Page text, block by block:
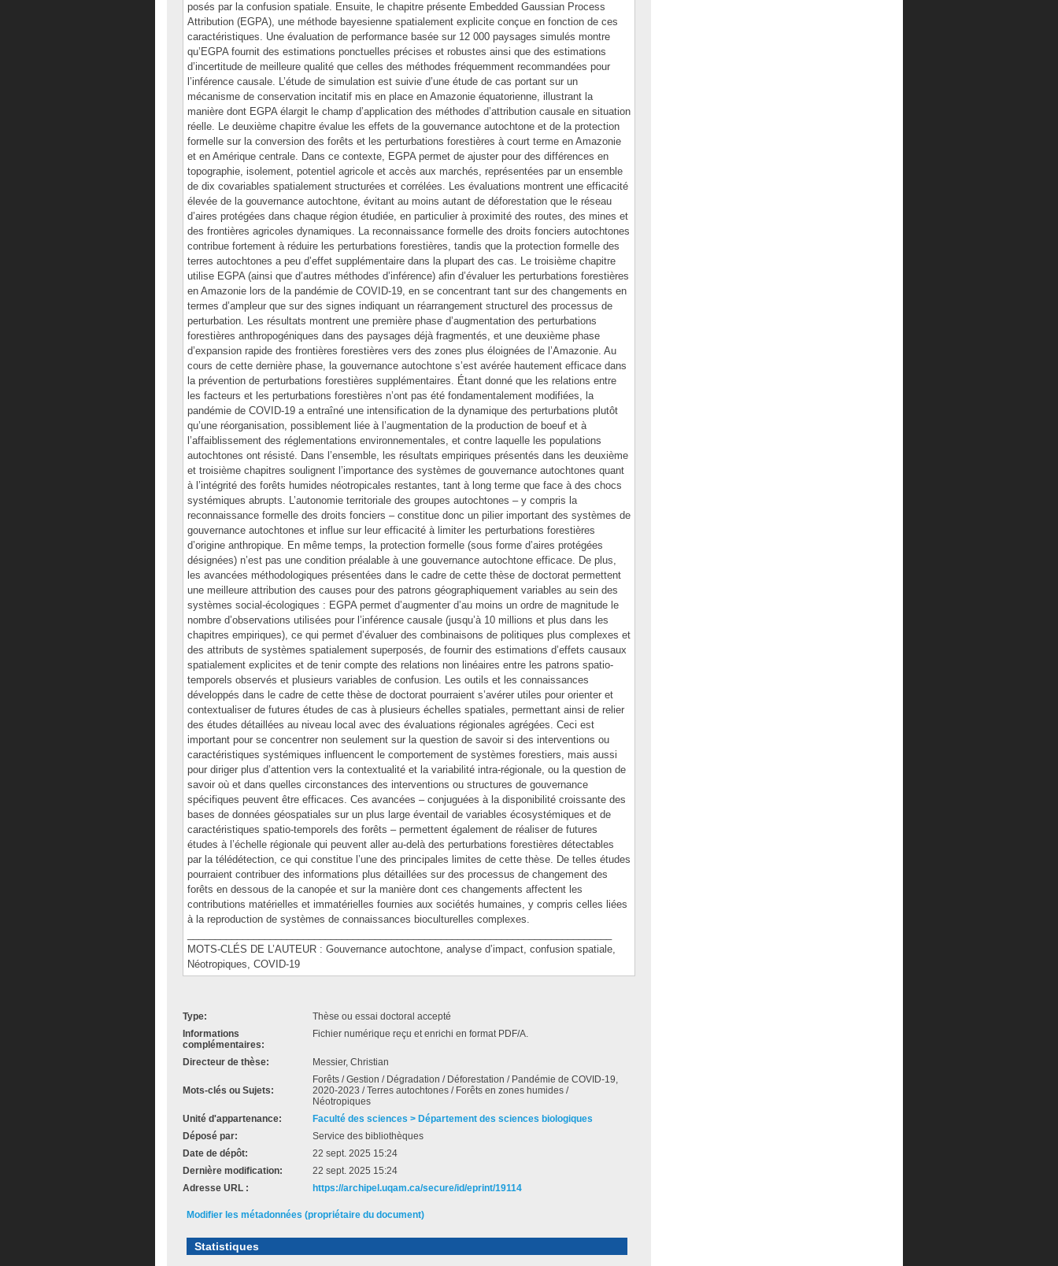
posés par la confusion spatiale. Ensuite, le chapitre présente Embedded Gaussian Process
Attribution (EGPA), une méthode bayesienne spatialement explicite conçue en fonction de ces
caractéristiques. Une évaluation de performance basée sur 12 000 paysages simulés montre
qu’EGPA fournit des estimations ponctuelles précises et robustes ainsi que des estimations
d’incertitude de meilleure qualité que celles des méthodes fréquemment recommandées pour
l’inférence causale. L’étude de simulation est suivie d’une étude de cas portant sur un
mécanisme de conservation incitatif mis en place en Amazonie équatorienne, illustrant la
manière dont EGPA élargit le champ d’application des méthodes d’attribution causale en situation
réelle. Le deuxième chapitre évalue les effets de la gouvernance autochtone et de la protection
formelle sur la conversion des forêts et les perturbations forestières à court terme en Amazonie
et en Amérique centrale. Dans ce contexte, EGPA permet de ajuster pour des différences en
topographie, isolement, potentiel agricole et accès aux marchés, représentées par un ensemble
de dix covariables spatialement structurées et corrélées. Les évaluations montrent une efficacité
élevée de la gouvernance autochtone, évitant au moins autant de déforestation que le réseau
d’aires protégées dans chaque région étudiée, en particulier à proximité des routes, des mines et
des frontières agricoles dynamiques. La reconnaissance formelle des droits fonciers autochtones
contribue fortement à réduire les perturbations forestières, tandis que la protection formelle des
terres autochtones a peu d’effet supplémentaire dans la plupart des cas. Le troisième chapitre
utilise EGPA (ainsi que d’autres méthodes d’inférence) afin d’évaluer les perturbations forestières
en Amazonie lors de la pandémie de COVID-19, en se concentrant tant sur des changements en
termes d’ampleur que sur des signes indiquant un réarrangement structurel des processus de
perturbation. Les résultats montrent une première phase d’augmentation des perturbations
forestières anthropogéniques dans des paysages déjà fragmentés, et une deuxième phase
d’expansion rapide des frontières forestières vers des zones plus éloignées de l’Amazonie. Au
cours de cette dernière phase, la gouvernance autochtone s’est avérée hautement efficace dans
la prévention de perturbations forestières supplémentaires. Étant donné que les relations entre
les facteurs et les perturbations forestières n’ont pas été fondamentalement modifiées, la
pandémie de COVID-19 a entraîné une intensification de la dynamique des perturbations plutôt
qu’une réorganisation, possiblement liée à l’augmentation de la production de boeuf et à
l’affaiblissement des réglementations environnementales, et contre laquelle les populations
autochtones ont résisté. Dans l’ensemble, les résultats empiriques présentés dans les deuxième
et troisième chapitres soulignent l’importance des systèmes de gouvernance autochtones quant
à l’intégrité des forêts humides néotropicales restantes, tant à long terme que face à des chocs
systémiques abrupts. L’autonomie territoriale des groupes autochtones – y compris la
reconnaissance formelle des droits fonciers – constitue donc un pilier important des systèmes de
gouvernance autochtones et influe sur leur efficacité à limiter les perturbations forestières
d’origine anthropique. En même temps, la protection formelle (sous forme d’aires protégées
désignées) n’est pas une condition préalable à une gouvernance autochtone efficace. De plus,
les avancées méthodologiques présentées dans le cadre de cette thèse de doctorat permettent
une meilleure attribution des causes pour des patrons géographiquement variables au sein des
systèmes social-écologiques : EGPA permet d’augmenter d’au moins un ordre de magnitude le
nombre d’observations utilisées pour l’inférence causale (jusqu’à 10 millions et plus dans les
chapitres empiriques), ce qui permet d’évaluer des combinaisons de politiques plus complexes et
des attributs de systèmes spatialement superposés, de fournir des estimations d’effets causaux
spatialement explicites et de tenir compte des relations non linéaires entre les patrons spatio-
temporels observés et plusieurs variables de confusion. Les outils et les connaissances
développés dans le cadre de cette thèse de doctorat pourraient s’avérer utiles pour orienter et
contextualiser de futures études de cas à plusieurs échelles spatiales, permettant ainsi de relier
des études détaillées au niveau local avec des évaluations régionales agrégées. Ceci est
important pour se concentrer non seulement sur la question de savoir si des interventions ou
caractéristiques systémiques influencent le comportement de systèmes forestiers, mais aussi
pour diriger plus d’attention vers la contextualité et la variabilité intra-régionale, ou la question de
savoir où et dans quelles circonstances des interventions ou structures de gouvernance
spécifiques peuvent être efficaces. Ces avancées – conjuguées à la disponibilité croissante des
bases de données géospatiales sur un plus large éventail de variables écosystémiques et de
caractéristiques spatio-temporels des forêts – permettent également de réaliser de futures
études à l’échelle régionale qui peuvent aller au-delà des perturbations forestières détectables
par la télédétection, ce qui constitue l’une des principales limites de cette thèse. De telles études
pourraient contribuer des informations plus détaillées sur des processus de changement des
forêts en dessous de la canopée et sur la manière dont ces changements affectent les
contributions matérielles et immatérielles fournies aux sociétés humaines, y compris celles liées
à la reproduction de systèmes de connaissances bioculturelles complexes.
MOTS-CLÉS DE L’AUTEUR : Gouvernance autochtone, analyse d’impact, confusion spatiale,
Néotropiques, COVID-19
Type:
Thèse ou essai doctoral accepté
Informations
complémentaires:
Fichier numérique reçu et enrichi en format PDF/A.
Directeur de thèse: Messier, Christian
Mots-clés ou Sujets:
Forêts / Gestion / Dégradation / Déforestation / Pandémie de COVID-19,
2020-2023 / Terres autochtones / Forêts en zones humides /
Néotropiques
Unité d'appartenance:
Faculté des sciences > Département des sciences biologiques
Déposé par:
Service des bibliothèques
Date de dépôt:
22 sept. 2025 15:24
Dernière modification:
22 sept. 2025 15:24
Adresse URL :
https://archipel.uqam.ca/secure/id/eprint/19114
Modifier les métadonnées (propriétaire du document)
Statistiques